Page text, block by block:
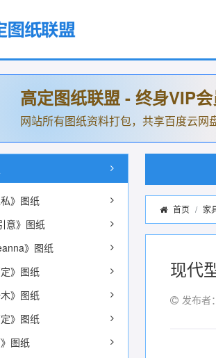
高定图纸联盟 - 终身VIP
网站所有图纸资料打包，共享百度云网
私》图纸
意》图纸
》图纸
定》图纸
木》图纸
定》图纸
》图纸
首页 家
现代
发布者